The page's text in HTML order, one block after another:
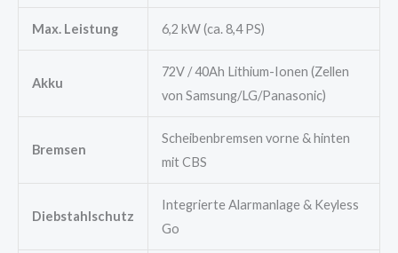
Max. Leistung 6,2 kW (ca. 8,4 PS)
Akku
72V / 40Ah Lithium-Ionen (Zellen
von Samsung/LG/Panasonic)
Bremsen
Scheibenbremsen vorne & hinten
mit CBS
Diebstahlschutz
Integrierte Alarmanlage & Keyless
Go